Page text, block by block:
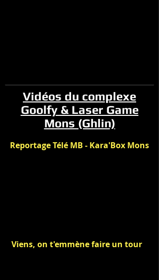
Vidéos du complexe
Goolfy & Laser Game
Mons (Ghlin)
Reportage Télé MB - Kara'Box Mons
Viens, on t'emmène faire un tour